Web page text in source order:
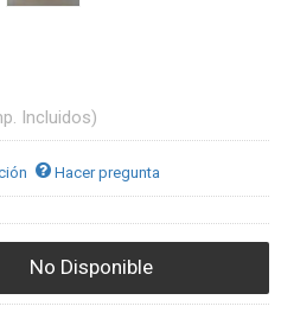
Incluidos)
Hacer pregunta
No Disponible